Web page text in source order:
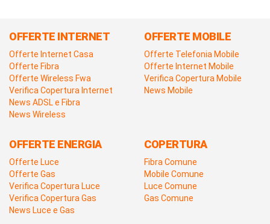
OFFERTE INTERNET
Offerte Internet Casa
Offerte Fibra
Offerte Wireless Fwa
Verifica Copertura Internet
News ADSL e Fibra
News Wireless
OFFERTE MOBILE
Offerte Telefonia Mobile
Offerte Internet Mobile
Verifica Copertura Mobile
News Mobile
OFFERTE ENERGIA
Offerte Luce
Offerte Gas
Verifica Copertura Luce
Verifica Copertura Gas
News Luce e Gas
COPERTURA
Fibra Comune
Mobile Comune
Luce Comune
Gas Comune